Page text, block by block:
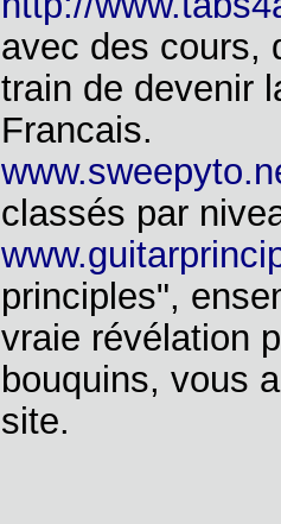
avec des cours,
train de devenir
Francais.
classés par
principles",
vraie révélation
bouquins, vous
site.